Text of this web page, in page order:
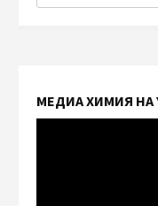
МЕДИА ХИМИЯ НА